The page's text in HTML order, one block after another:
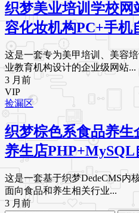
织梦美业培训学校网
容化妆机构PC+手机
这是一套专为美甲培训、美容
业教育机构设计的企业级网站...
3 月前
VIP
捡漏区
织梦棕色系食品养生
养生店PHP+MySQL
这是一套基于织梦DedeCMS内
面向食品和养生相关行业...
3 月前